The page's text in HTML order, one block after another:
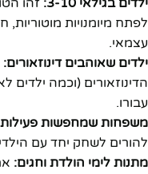
ילדים בגילאי 3-10:
זהו
לפתח מיומנויות מוטוריות,
עצמאי.
ילדים שאוהבים דינוזאורים:
הדינוזאורים (וכמה
עבורו.
משפחות שמחפשות
להורים לשחק יחד עם
מתנות לימי הולדת וחגים: